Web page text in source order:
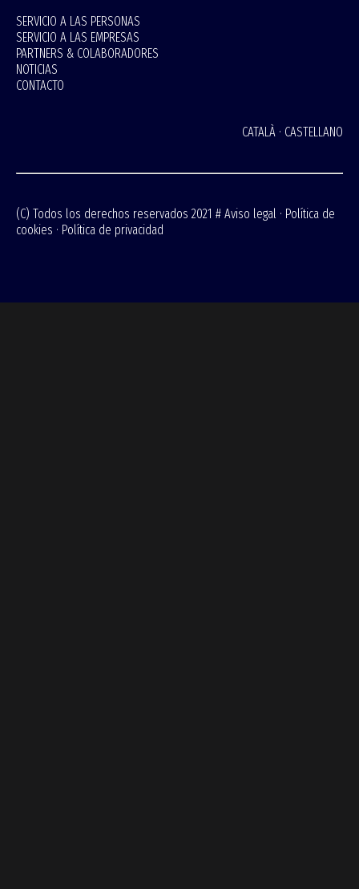
SERVICIO A LAS PERSONAS
SERVICIO A LAS EMPRESAS
PARTNERS & COLABORADORES
NOTICIAS
CONTACTO
CATALÀ · CASTELLANO
(C) Todos los derechos reservados 2021 # Aviso legal · Política de
cookies · Política de privacidad